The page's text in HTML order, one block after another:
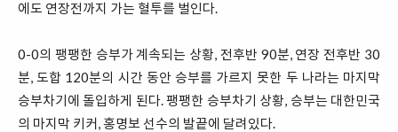
에도 연장전까지 가는 혈투를 벌인다.
0-0의 팽팽한 승부가 계속되는 상황, 전후반 90분, 연장 전후반 30
분, 도합 120분의 시간 동안 승부를 가르지 못한 두 나라는 마지막
승부차기에 돌입하게 된다. 팽팽한 승부차기 상황, 승부는 대한민국
의 마지막 키커, 홍명보 선수의 발끝에 달려있다.